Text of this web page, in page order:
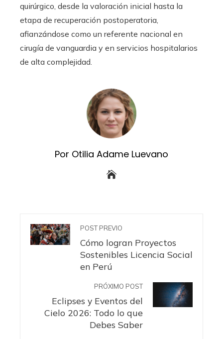
quirúrgico, desde la valoración inicial hasta la
etapa de recuperación postoperatoria,
afianzándose como un referente nacional en
cirugía de vanguardia y en servicios hospitalarios
de alta complejidad.
Por Otilia Adame Luevano
POST PREVIO
Cómo logran Proyectos
Sostenibles Licencia Social
en Perú
PRÓXIMO POST
Eclipses y Eventos del
Cielo 2026: Todo lo que
Debes Saber